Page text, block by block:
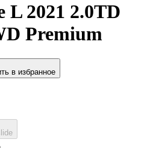
L 2021 2.0TD
Premium
в избранное